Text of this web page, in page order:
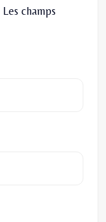
Les champs